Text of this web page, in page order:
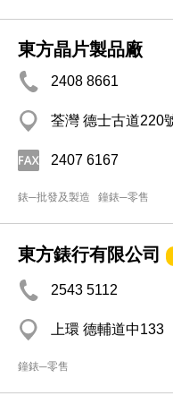
東方晶片製品廠
2408 8661
荃灣 德士古道220
2407 6167
錶─批發及製造 鐘錶─零售
東方錶行有限公司
2543 5112
上環 德輔道中133
鐘錶─零售